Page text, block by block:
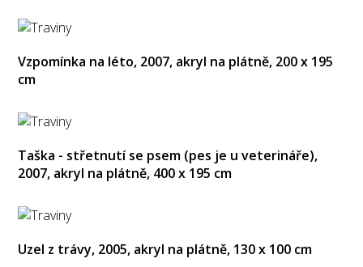
Vzpomínka na léto, 2007, akryl na plátně, 200 x 195
cm
Taška - střetnutí se psem (pes je u veterináře),
2007, akryl na plátně, 400 x 195 cm
Uzel z trávy, 2005, akryl na plátně, 130 x 100 cm